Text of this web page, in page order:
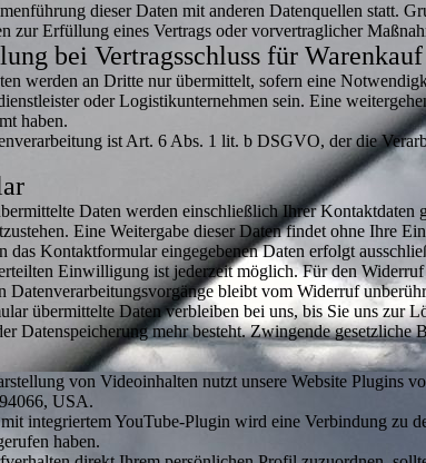
dieser Daten mit anderen Datenquellen statt.
zur Erfüllung eines Vertrags oder vorvertraglicher
bei Vertragsschluss für Warenkauf
werden an Dritte nur übermittelt, sofern eine
oder Logistikunternehmen sein. Eine
haben.
ist Art. 6 Abs. 1 lit. b DSGVO, der die
Daten werden einschließlich Ihrer Kontaktdaten
Eine Weitergabe dieser Daten findet ohne Ihre
das Kontaktformular eingegebenen Daten erfolgt
Einwilligung ist jederzeit möglich. Für den
Datenverarbeitungsvorgänge bleibt vom Widerruf
übermittelte Daten verbleiben bei uns, bis Sie uns
Datenspeicherung mehr besteht. Zwingende
von Videoinhalten nutzt unsere Website Plugins
USA.
integriertem YouTube-Plugin wird eine Verbindung zu
haben.